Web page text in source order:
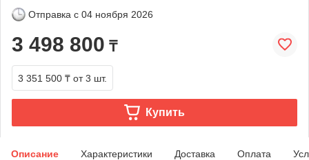
Отправка с 04 ноября 2026
3 498 800 ₸
3 351 500 ₸ от 3 шт.
Купить
Описание Характеристики Доставка Оплата